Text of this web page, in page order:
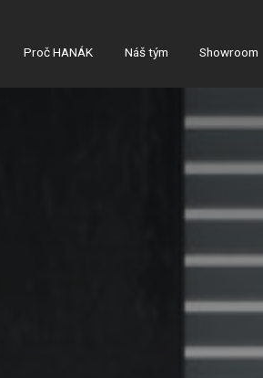
Proč HANÁK Náš tým Showroom